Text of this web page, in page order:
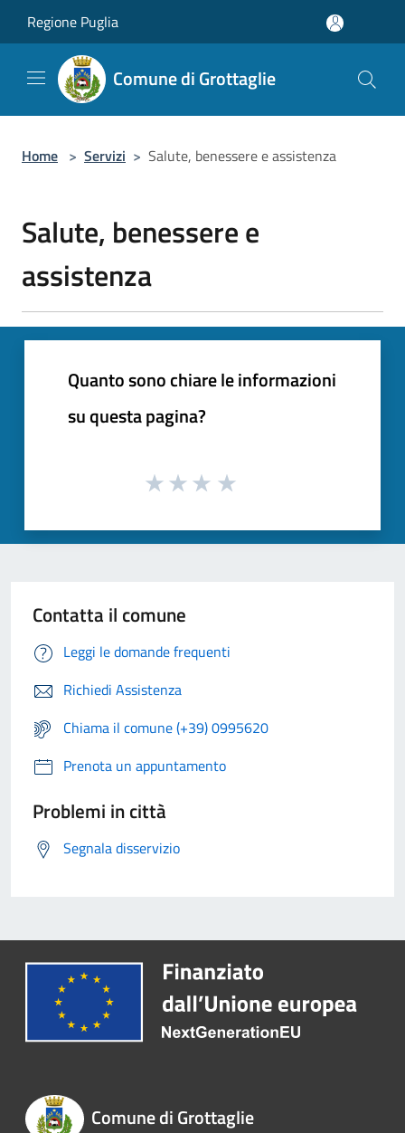
Regione Puglia
Comune di Grottaglie
Home > Servizi > Salute, benessere e assistenza
Salute, benessere e
assistenza
Quanto sono chiare le informazioni
su questa pagina?
Contatta il comune
Leggi le domande frequenti
Richiedi Assistenza
Chiama il comune (+39) 0995620
Prenota un appuntamento
Problemi in città
Segnala disservizio
Comune di Grottaglie